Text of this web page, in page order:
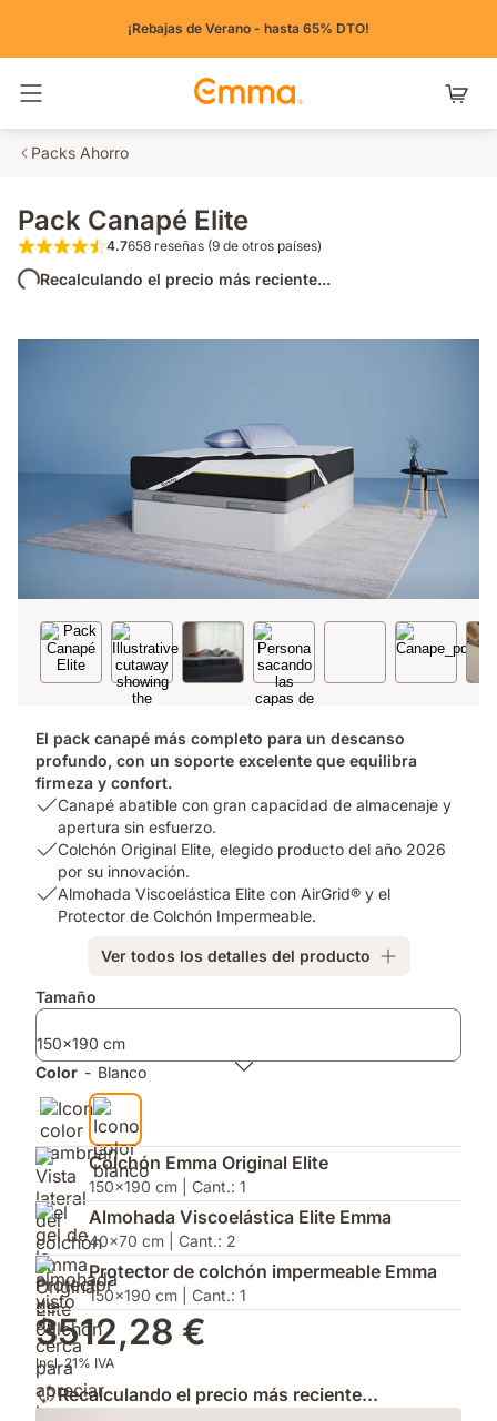
¡Rebajas de Verano - hasta 65% DTO!
Packs Ahorro
Pack Canapé Elite
4.7 de 5 estrellas 658 reseñas (9 de otros
4.7658 reseñas (9 de otros países)
Recalculando el precio más reciente...
El pack canapé más completo para un descanso
profundo, con un soporte excelente que equilibra
firmeza y confort.
USP
Canapé
abatible
con
gran
y
sin
esfuerzo.
Canapé abatible con gran capacidad de almacenaje y
apertura sin esfuerzo.
USP
Colchón
Original
del
2026
por
innovación.
Colchón Original Elite, elegido producto del año 2026
por su innovación.
USP
Viscoelástica
con
y
el
Protector
de
Colchón
Impermeable.
Almohada Viscoelástica Elite con AirGrid® y el
Protector de Colchón Impermeable.
Ver todos los detalles del producto
Complementos
Tamaño
150x190 cm
Color - Blanco
Colchón Emma Original Elite
150x190 cm | Cant.: 1
Almohada Viscoelástica Elite Emma
40x70 cm | Cant.: 2
Protector de colchón impermeable Emma
150x190 cm | Cant.: 1
3512,28 €
Incl. 21% IVA
Recalculando el precio más reciente...